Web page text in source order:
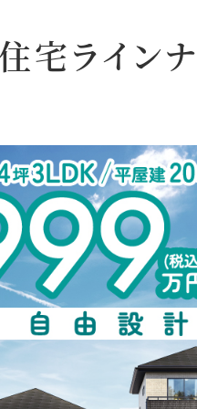
宅ライン